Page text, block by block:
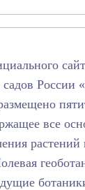
России
все